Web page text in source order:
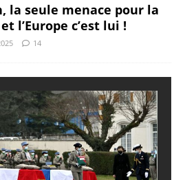
la seule menace pour la
l’Europe c’est lui !
14